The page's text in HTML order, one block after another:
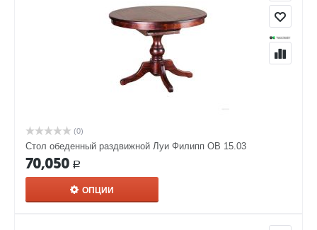
(0)
Стол обеденный раздвижной Луи Филипп ОВ 15.03
70,050 Р
ОПЦИИ